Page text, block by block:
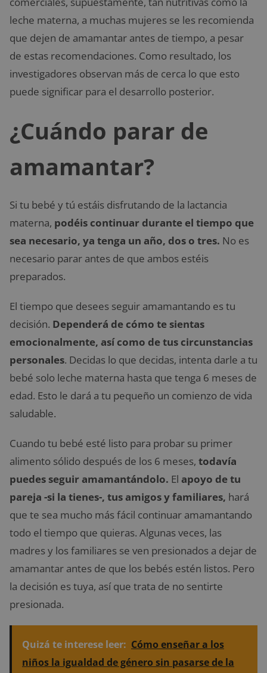
leche materna, a muchas mujeres se les recomienda
que dejen de amamantar antes de tiempo, a pesar
de estas recomendaciones. Como resultado, los
investigadores observan más de cerca lo que esto
puede significar para el desarrollo posterior.
¿Cuándo parar de
amamantar?
Si tu bebé y tú estáis disfrutando de la lactancia
materna, podéis continuar durante el tiempo que
sea necesario, ya tenga un año, dos o tres. No es
necesario parar antes de que ambos estéis
preparados.
El tiempo que desees seguir amamantando es tu
decisión. Dependerá de cómo te sientas
emocionalmente, así como de tus circunstancias
personales. Decidas lo que decidas, intenta darle a tu
bebé solo leche materna hasta que tenga 6 meses de
edad. Esto le dará a tu pequeño un comienzo de vida
saludable.
Cuando tu bebé esté listo para probar su primer
alimento sólido después de los 6 meses, todavía
puedes seguir amamantándolo. El apoyo de tu
pareja -si la tienes-, tus amigos y familiares, hará
que te sea mucho más fácil continuar amamantando
todo el tiempo que quieras. Algunas veces, las
madres y los familiares se ven presionados a dejar de
amamantar antes de que los bebés estén listos. Pero
la decisión es tuya, así que trata de no sentirte
presionada.
Quizá te interese leer: Cómo enseñar a los
niños la igualdad de género sin pasarse de la